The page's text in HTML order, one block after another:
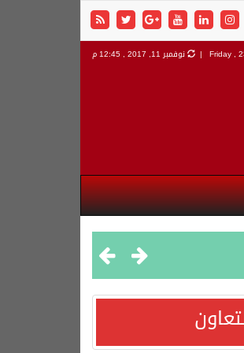
Friday , نوفمبر 11, 2017 , 12:45 م